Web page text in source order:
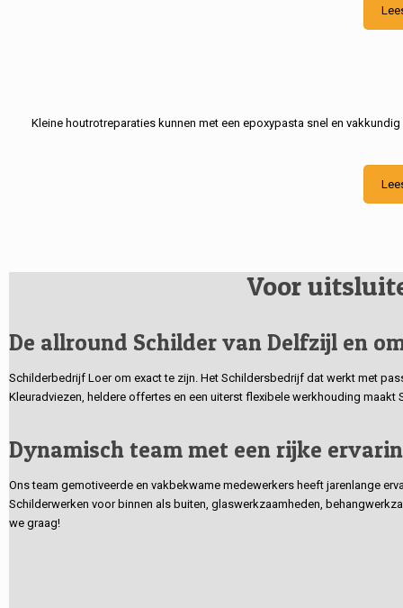
Kleine houtrotreparaties kunnen met een epoxypasta snel en
Voor
De allround Schilder van Delfzijl en
Schilderbedrijf Loer om exact te zijn. Het Schildersbedrijf dat werkt met
Kleuradviezen, heldere offertes en een uiterst flexibele werkhouding
Dynamisch team met een rijke
Ons team gemotiveerde en vakbekwame medewerkers heeft jarenlange
Schilderwerken voor binnen als buiten, glaswerkzaamheden,
we graag!